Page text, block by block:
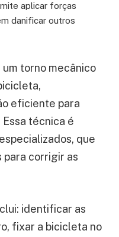
aplicar forças
danificar outros
torno mecânico
eficiente para
técnica é
que
para corrigir as
identificar as
fixar a bicicleta no